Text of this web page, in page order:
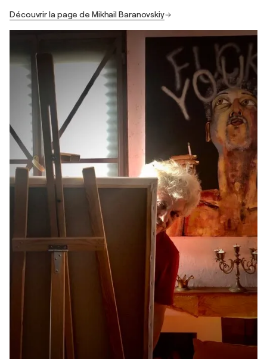
Découvrir la page de Mikhail Baranovskiy